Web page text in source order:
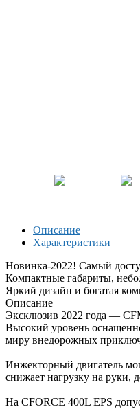
Описание
Характеристики
Новинка-2022! Самый
Компактные габариты,
Яркий дизайн и богатая
Описание
Эксклюзив 2022 года —
Высокий уровень
миру внедорожных
Инжекторный двигатель
снижает нагрузку на руки,
На CFORCE 400L EPS